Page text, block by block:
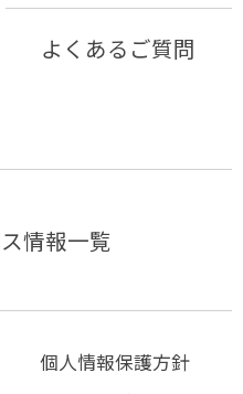
よくあるご質問
情報一覧
個人情報保護方針